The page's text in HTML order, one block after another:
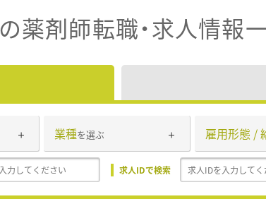
の薬剤師転職・求人情報
業種を選ぶ 雇用形態 /
求人IDで検索